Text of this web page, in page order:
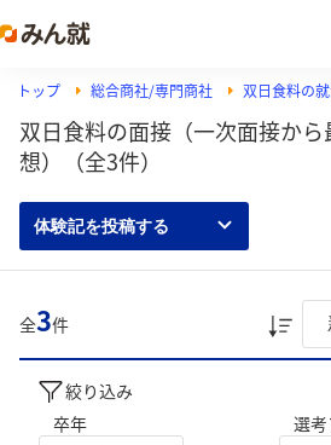
トップ 総合商社/専門商社 双日食料の
双日食料の面接（一次面接か
想）（全3件）
体験記を投稿する
全3件
絞り込み
卒年
選